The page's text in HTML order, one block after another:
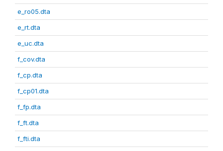
e_ro05.dta
e_rt.dta
e_uc.dta
f_cov.dta
f_cp.dta
f_cp01.dta
f_fp.dta
f_ft.dta
f_fti.dta